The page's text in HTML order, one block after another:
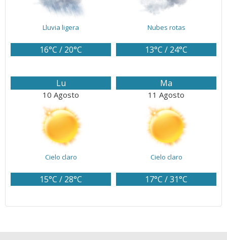
Lluvia ligera
16°C / 20°C
Nubes rotas
13°C / 24°C
Lu
10 Agosto
Cielo claro
15°C / 28°C
Ma
11 Agosto
Cielo claro
17°C / 31°C